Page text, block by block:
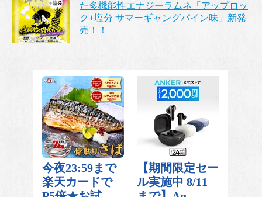
た多機能性エナジーラムネ「アップロッ
ク+塩分 サマーギャングパイン味」新発
売！！